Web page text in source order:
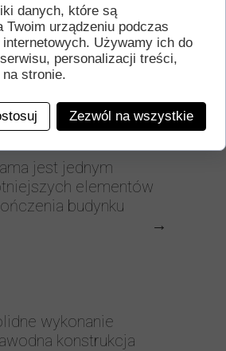
wykonanie
konstrukcja
jest jednym
elementów
budynku
→
i danych, które są
Twoim urządzeniu podczas
Używamy ich do
personalizacji treści,
stronie.
Zezwól na wszystkie